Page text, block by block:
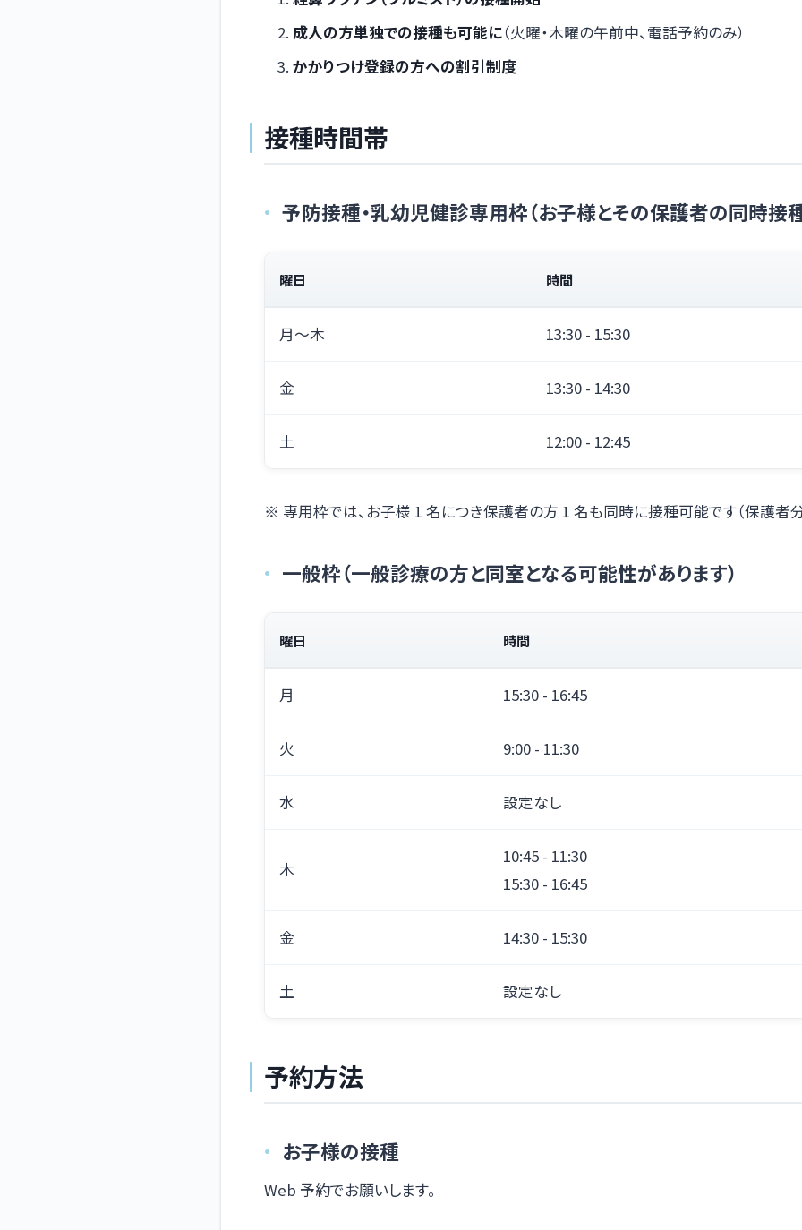
成人の方単独での接種も可能に（火曜・木曜の午前中、電話予約のみ）
かかりつけ登録の方への割引制度
接種時間帯
予防接種・乳幼児健診専用枠（お子様とその保護者の同時接
曜日 時間
月～木 13:30 - 15:30
金 13:30 - 14:30
土 12:00 - 12:45
※ 専用枠では、お子様 1 名につき保護者の方 1 名も同時に接種可能です（保護者
一般枠（一般診療の方と同室となる可能性があります）
曜日 時間
月 15:30 - 16:45
火 9:00 - 11:30
水 設定なし
木
10:45 - 11:30
15:30 - 16:45
金 14:30 - 15:30
土 設定なし
予約方法
お子様の接種
Web 予約でお願いします。